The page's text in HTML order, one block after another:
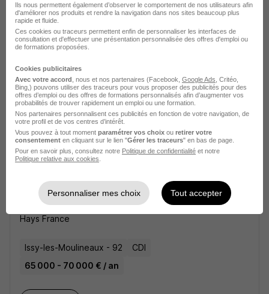
Comptable Fiscaliste Senior H/F
Novartis
Télétravail partiel
Voir l’offre
il y a 7 jours
Fiscaliste H/F
Hays France
Issy-les-Moulineaux - 92
CDI
65 000 - 70 000 € / an
Ils nous permettent également d’observer le comportement de nos utilisateurs afin
d'améliorer nos produits et rendre la navigation dans nos sites beaucoup plus
rapide et fluide.
Ces cookies ou traceurs permettent enfin de personnaliser les interfaces de
consultation et d'effectuer une présentation personnalisée des offres d'emploi ou
de formations proposées.
Cookies publicitaires
Avec votre accord , nous et nos partenaires (Facebook, Google Ads , Critéo,
Bing,) pouvons utiliser des traceurs pour vous proposer des publicités pour des
offres d’emploi ou des offres de formations personnalisés afin d’augmenter vos
probabilités de trouver rapidement un emploi ou une formation.
Nos partenaires personnalisent ces publicités en fonction de votre navigation, de
votre profil et de vos centres d’intérêt.
Vous pouvez à tout moment paramétrer vos choix ou retirer votre
consentement en cliquant sur le lien "Gérer les traceurs" en bas de page.
Pour en savoir plus, consultez notre Politique de confidentialité et notre
Politique relative aux cookies
Personnaliser mes choix Tout accepter